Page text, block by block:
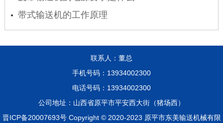
带式输送机的工作原理
联系人：董总
手机号码：13934002300
电话号码：13934002300
公司地址：山西省原平市平安西大街（猪场西）
晋ICP备20007693号Copyright © 2020-2023 原平市东美输送机械有限